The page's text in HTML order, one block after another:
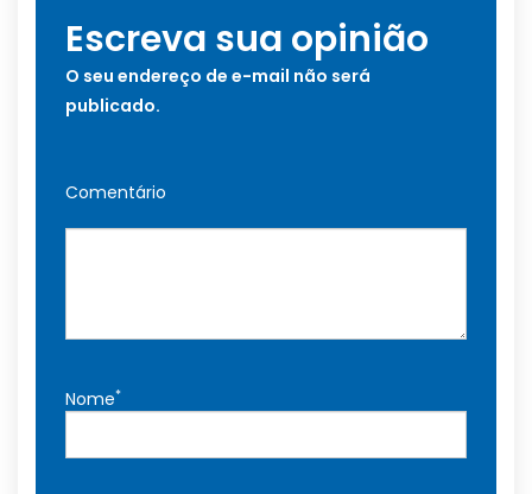
Escreva sua opinião
O seu endereço de e-mail não será
publicado.
Comentário
Nome*